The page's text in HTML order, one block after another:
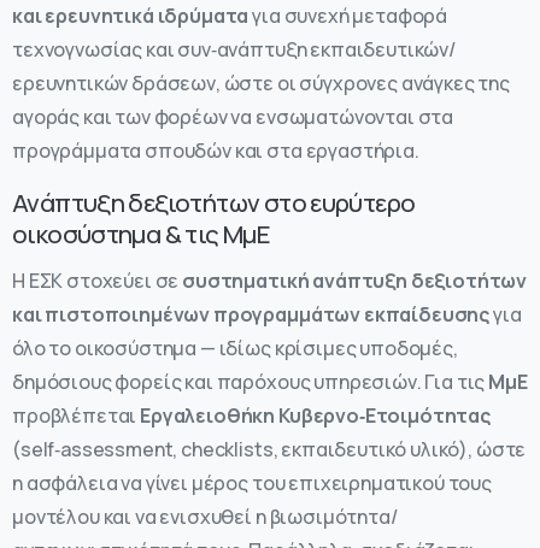
και ερευνητικά ιδρύματαγια συνεχή μεταφορά
τεχνογνωσίας και συν‑ανάπτυξη εκπαιδευτικών/
ερευνητικών δράσεων, ώστε οι σύγχρονες ανάγκες της
αγοράς και των φορέων να ενσωματώνονται στα
προγράμματα σπουδών και στα εργαστήρια.
Ανάπτυξη δεξιοτήτων στο ευρύτερο
οικοσύστημα & τις ΜμΕ
Η ΕΣΚ στοχεύει σε συστηματική ανάπτυξη δεξιοτήτων
και πιστοποιημένων προγραμμάτων εκπαίδευσηςγια
όλο το οικοσύστημα — ιδίως κρίσιμες υποδομές,
δημόσιους φορείς και παρόχους υπηρεσιών. Για τιςΜμΕ
προβλέπεται Εργαλειοθήκη Κυβερνο‑Ετοιμότητας
(self‑assessment, checklists, εκπαιδευτικό υλικό), ώστε
η ασφάλεια να γίνει μέρος του επιχειρηματικού τους
μοντέλου και να ενισχυθεί η βιωσιμότητα/